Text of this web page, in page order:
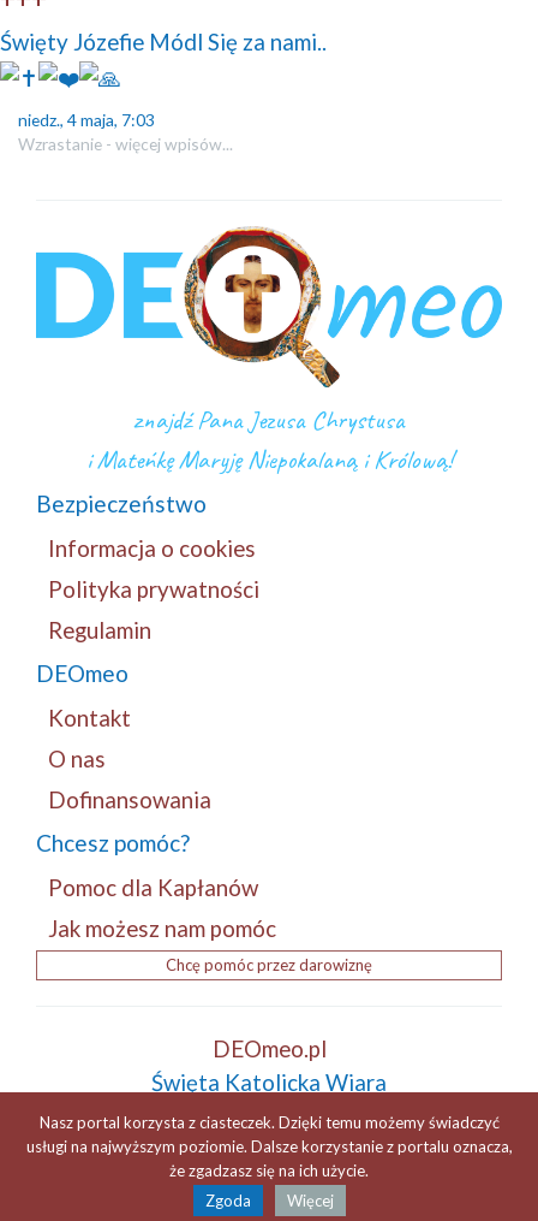
Święty Józefie Módl Się za nami..
niedz., 4 maja, 7:03
Wzrastanie - więcej wpisów...
znajdź Pana Jezusa Chrystusa
i Mateńkę Maryję Niepokalaną i Królową!
Bezpieczeństwo
Informacja o cookies
Polityka prywatności
Regulamin
DEOmeo
Kontakt
O nas
Dofinansowania
Chcesz pomóc?
Pomoc dla Kapłanów
Jak możesz nam pomóc
Chcę pomóc przez darowiznę
DEOmeo.pl
Święta Katolicka Wiara
Tradycja i Patriotyzm
ZDROWAŚ MARYJO...! +
Nasz portal korzysta z ciasteczek. Dzięki temu możemy świadczyć
usługi na najwyższym poziomie. Dalsze korzystanie z portalu oznacza,
że zgadzasz się na ich użycie.
Zgoda
Więcej